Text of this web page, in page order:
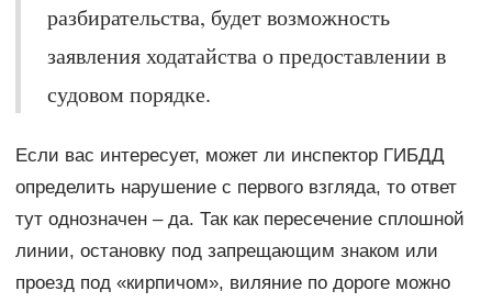
разбирательства, будет возможность
заявления ходатайства о предоставлении в
судовом порядке.
Если вас интересует, может ли инспектор ГИБДД
определить нарушение с первого взгляда, то ответ
тут однозначен – да. Так как пересечение сплошной
линии, остановку под запрещающим знаком или
проезд под «кирпичом», виляние по дороге можно